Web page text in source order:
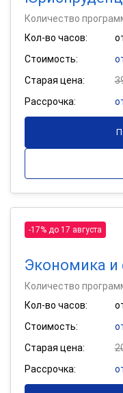
Количество
Кол-во часов:
Стоимость:
Старая цена:
Рассрочка:
-17% до 17 августа
Экономика
Количество
Кол-во часов:
Стоимость:
Старая цена:
Рассрочка: